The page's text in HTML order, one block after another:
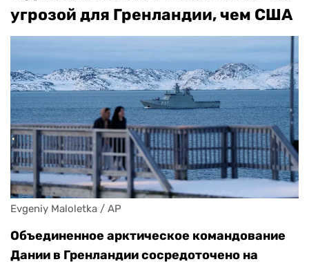
угрозой для Гренландии, чем США
Evgeniy Maloletka / AP
Объединенное арктическое командование
Дании в Гренландии сосредоточено на